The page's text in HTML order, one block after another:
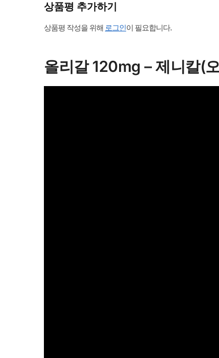
상품평 추가하기
상품평 작성을 위해 로그인이 필요합니다.
올리갈 120mg – 제니칼(